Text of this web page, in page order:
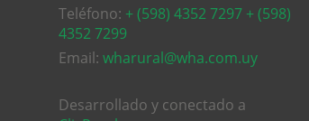
Teléfono: + (598) 4352 7297 + (598)
4352 7299
Email: wharural@wha.com.uy
Desarrollado y conectado a